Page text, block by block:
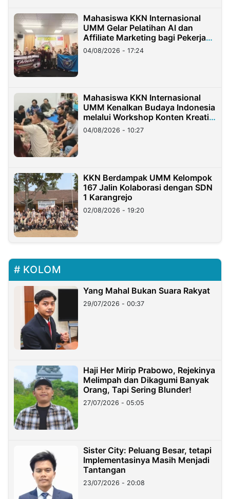
Mahasiswa KKN Internasional
UMM Gelar Pelatihan AI dan
Affiliate Marketing bagi Pekerja
Migran Indonesia di Taiwan
04/08/2026 - 17:24
Mahasiswa KKN Internasional
UMM Kenalkan Budaya Indonesia
melalui Workshop Konten Kreatif
di Taiwan
04/08/2026 - 10:27
KKN Berdampak UMM Kelompok
167 Jalin Kolaborasi dengan SDN
1 Karangrejo
02/08/2026 - 19:20
KOLOM
Yang Mahal Bukan Suara Rakyat
29/07/2026 - 00:37
Haji Her Mirip Prabowo, Rejekinya
Melimpah dan Dikagumi Banyak
Orang, Tapi Sering Blunder!
27/07/2026 - 05:05
Sister City: Peluang Besar, tetapi
Implementasinya Masih Menjadi
Tantangan
23/07/2026 - 20:08